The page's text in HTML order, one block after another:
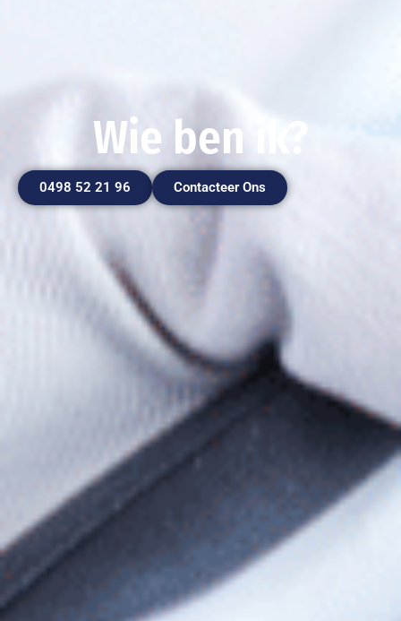
Wie ben ik?
0498 52 21 96 Contacteer Ons